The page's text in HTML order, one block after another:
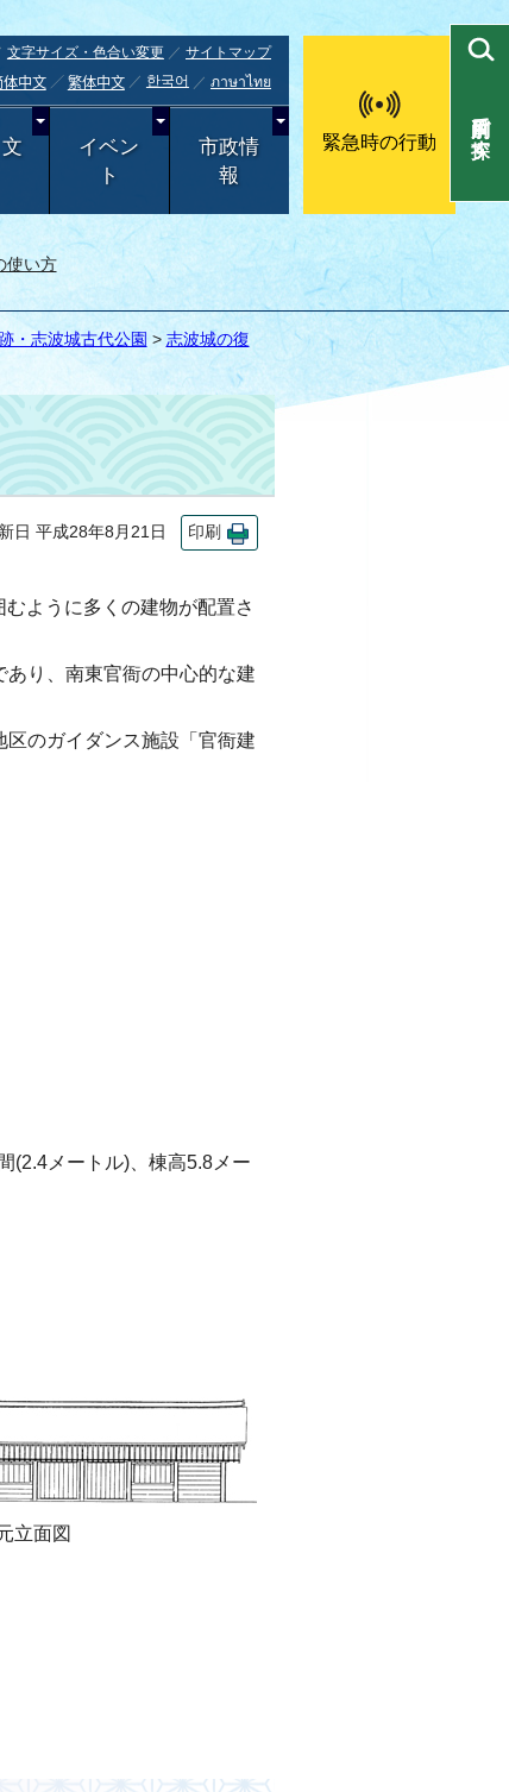
文字サイズ・色合い変更
サイトマップ
体中文 繁体中文 한국어 ภาษาไทย
イベン
ト
市政情
報
緊急時の行動
使い方
目的別で探す
・志波城古代公園 > 志波城の復
日 平成28年8月21日 印刷
ように多くの建物が配置さ
り、南東官衙の中心的な建
のガイダンス施設「官衙建
(2.4メートル)、棟高5.8メー
立面図